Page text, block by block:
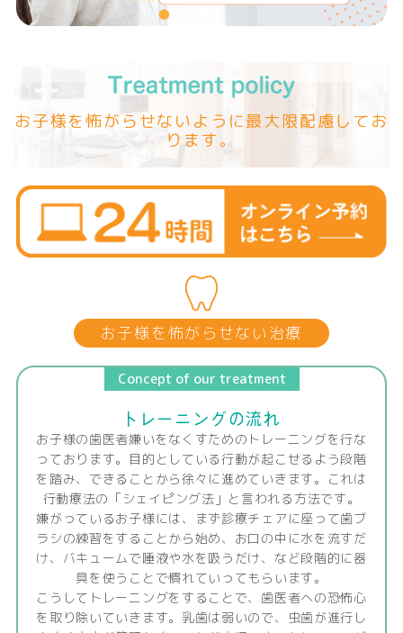
お子様を怖がらせないように最大限配慮してお
ります。
お子様を怖がらせない治療
Concept of our treatment
トレーニングの流れ
お子様の歯医者嫌いをなくすためのトレーニングを行な
っております。目的としている行動が起こせるよう段階
を踏み、できることから徐々に進めていきます。これは
行動療法の「シェイピング法」と言われる方法です。
嫌がっているお子様には、まず診療チェアに座って歯ブ
ラシの練習をすることから始め、お口の中に水を流すだ
け、バキュームで唾液や水を吸うだけ、など段階的に器
具を使うことで慣れていってもらいます。
こうしてトレーニングをすることで、歯医者への恐怖心
を取り除いていきます。乳歯は弱いので、虫歯が進行し